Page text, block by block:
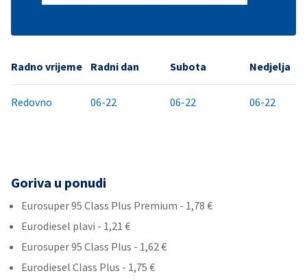
Radno vrijeme Radni dan Subota Nedjelja
Redovno 06-22 06-22 06-22
Goriva u ponudi
Eurosuper 95 Class Plus Premium - 1,78 €
Eurodiesel plavi - 1,21 €
Eurosuper 95 Class Plus - 1,62 €
Eurodiesel Class Plus - 1,75 €